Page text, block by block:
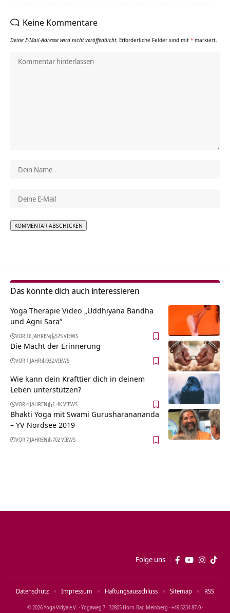
Keine Kommentare
Deine E-Mail-Adresse wird nicht veröffentlicht. Erforderliche Felder sind mit * markiert.
Das könnte dich auch interessieren
Yoga Therapie Video „Uddhiyana Bandha
und Agni Sara“
VOR 16 JAHREN 575 VIEWS
Die Macht der Erinnerung
VOR 1 JAHR 932 VIEWS
Wie kann dein Krafttier dich in deinem
Leben unterstützen?
VOR 4 JAHREN 1.4K VIEWS
Bhakti Yoga mit Swami Gurusharanananda
– YV Nordsee 2019
VOR 7 JAHREN 702 VIEWS
Folge uns
© 2026 Yoga Vidya e.V. · Yogaweg 7 · 32805 Horn‑Bad Meinberg · +49 5234 87‑0 ·
Datenschutz Impressum Haftungsausschluss Sitemap RSS